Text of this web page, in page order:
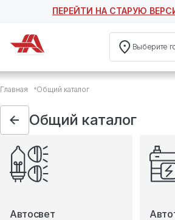
ПЕРЕЙТИ НА СТАРУЮ
Выберите
Общий каталог
Автосвет
Автотовары
Запчасти
Масла и технические жидкости
Мототовары
Туризм
Главная Общий каталог
Общий каталог
Автосвет